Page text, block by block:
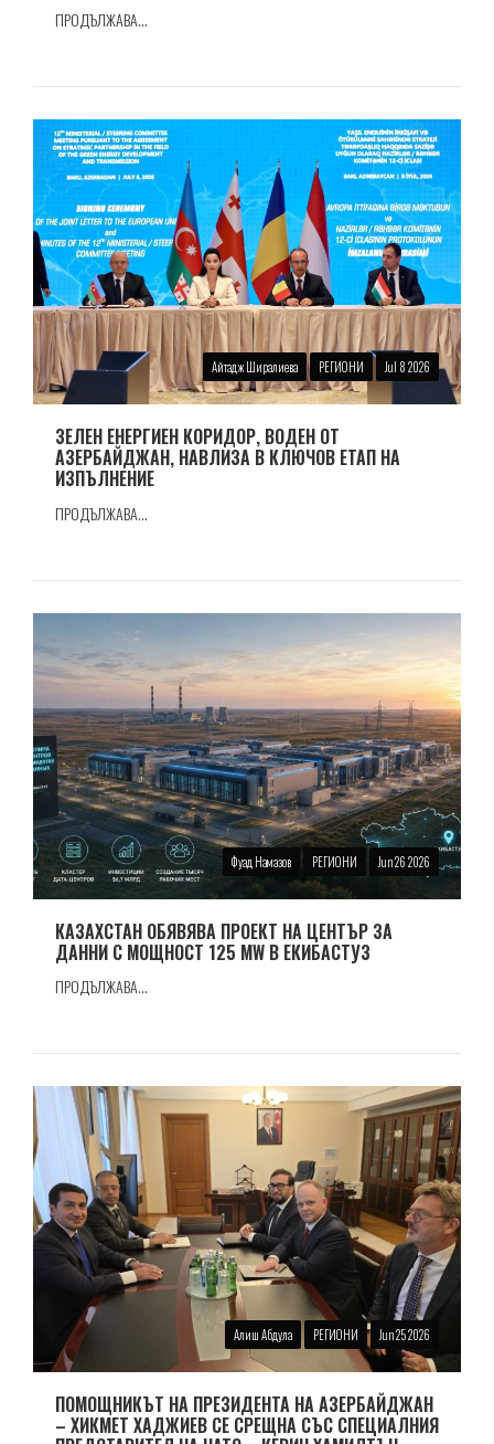
ПРОДЪЛЖАВА...
Айтадж Ширалиева РЕГИОНИ Jul 8 2026
ЗЕЛЕН ЕНЕРГИЕН КОРИДОР, ВОДЕН ОТ
АЗЕРБАЙДЖАН, НАВЛИЗА В КЛЮЧОВ ЕТАП НА
ИЗПЪЛНЕНИЕ
ПРОДЪЛЖАВА...
Фуад Намазов РЕГИОНИ Jun 26 2026
КАЗАХСТАН ОБЯВЯВА ПРОЕКТ НА ЦЕНТЪР ЗА
ДАННИ С МОЩНОСТ 125 MW В ЕКИБАСТУЗ
ПРОДЪЛЖАВА...
Алиш Абдула РЕГИОНИ Jun 25 2026
ПОМОЩНИКЪТ НА ПРЕЗИДЕНТА НА АЗЕРБАЙДЖАН
– ХИКМЕТ ХАДЖИЕВ СЕ СРЕЩНА СЪС СПЕЦИАЛНИЯ